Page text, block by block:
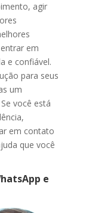
agir
em
e confiável.
para seus
um
você está
em contato
que você
e